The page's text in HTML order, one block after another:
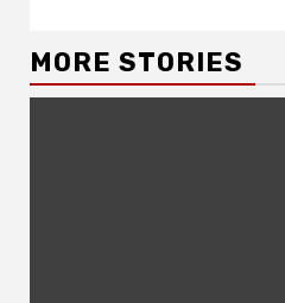
MORE STORIES